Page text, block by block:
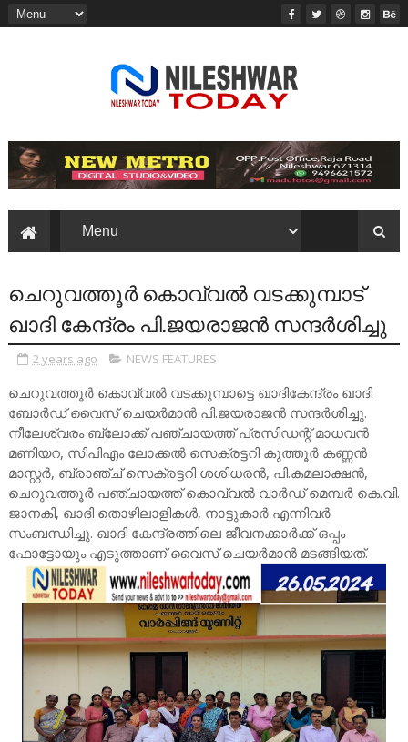
ചെറുവത്തൂർ കൊവ്വൽ വടക്കുമ്പാട്
ഖാദി കേന്ദ്രം പി.ജയരാജൻ സന്ദർശിച്ചു
2 years ago NEWS FEATURES
ചെറുവത്തൂർ കൊവ്വൽ വടക്കുമ്പാട്ടെ ഖാദികേന്ദ്രം ഖാദി
ബോർഡ് വൈസ് ചെയർമാൻ പി.ജയരാജൻ സന്ദർശിച്ചു.
നീലേശ്വരം ബ്ലോക്ക് പഞ്ചായത്ത് പ്രസിഡന്റ് മാധവൻ
മണിയറ, സിപിഎം ലോക്കൽ സെക്രട്ടറി കുത്തൂർ കണ്ണൻ
മാസ്റ്റർ, ബ്രാഞ്ച് സെക്രട്ടറി ശശിധരൻ, പി.കമലാക്ഷൻ,
ചെറുവത്തൂർ പഞ്ചായത്ത് കൊവ്വൽ വാർഡ് മെമ്പർ കെ.വി.
ജാനകി, ഖാദി തൊഴിലാളികൾ, നാട്ടുകാർ എന്നിവർ
സംബന്ധിച്ചു. ഖാദി കേന്ദ്രത്തിലെ ജീവനക്കാർക്ക് ഒപ്പം
ഫോട്ടോയും എടുത്താണ് വൈസ് ചെയർമാൻ മടങ്ങിയത്.